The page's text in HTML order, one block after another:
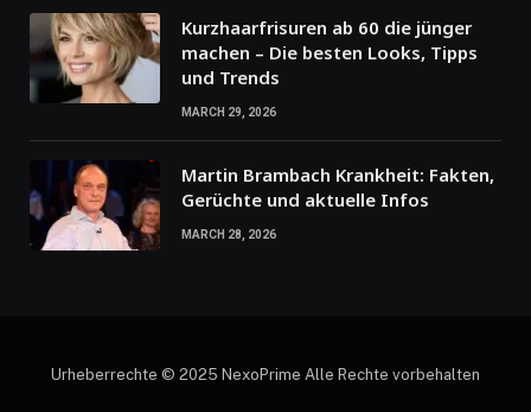
Kurzhaarfrisuren ab 60 die jünger
machen – Die besten Looks, Tipps
und Trends
MARCH 29, 2026
Martin Brambach Krankheit: Fakten,
Gerüchte und aktuelle Infos
MARCH 28, 2026
Urheberrechte © 2025 NexoPrime Alle Rechte vorbehalten